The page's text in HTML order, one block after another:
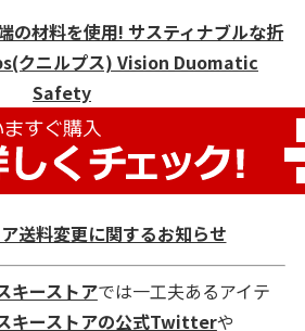
の材料を使用! サスティナブルな折
クニルプス) Vision Duomatic
Safety
送料変更に関するお知らせ
キーストアでは一工夫あるアイテ
キーストアの公式Twitterや